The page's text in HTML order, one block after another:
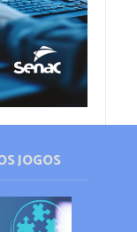
JOGOS